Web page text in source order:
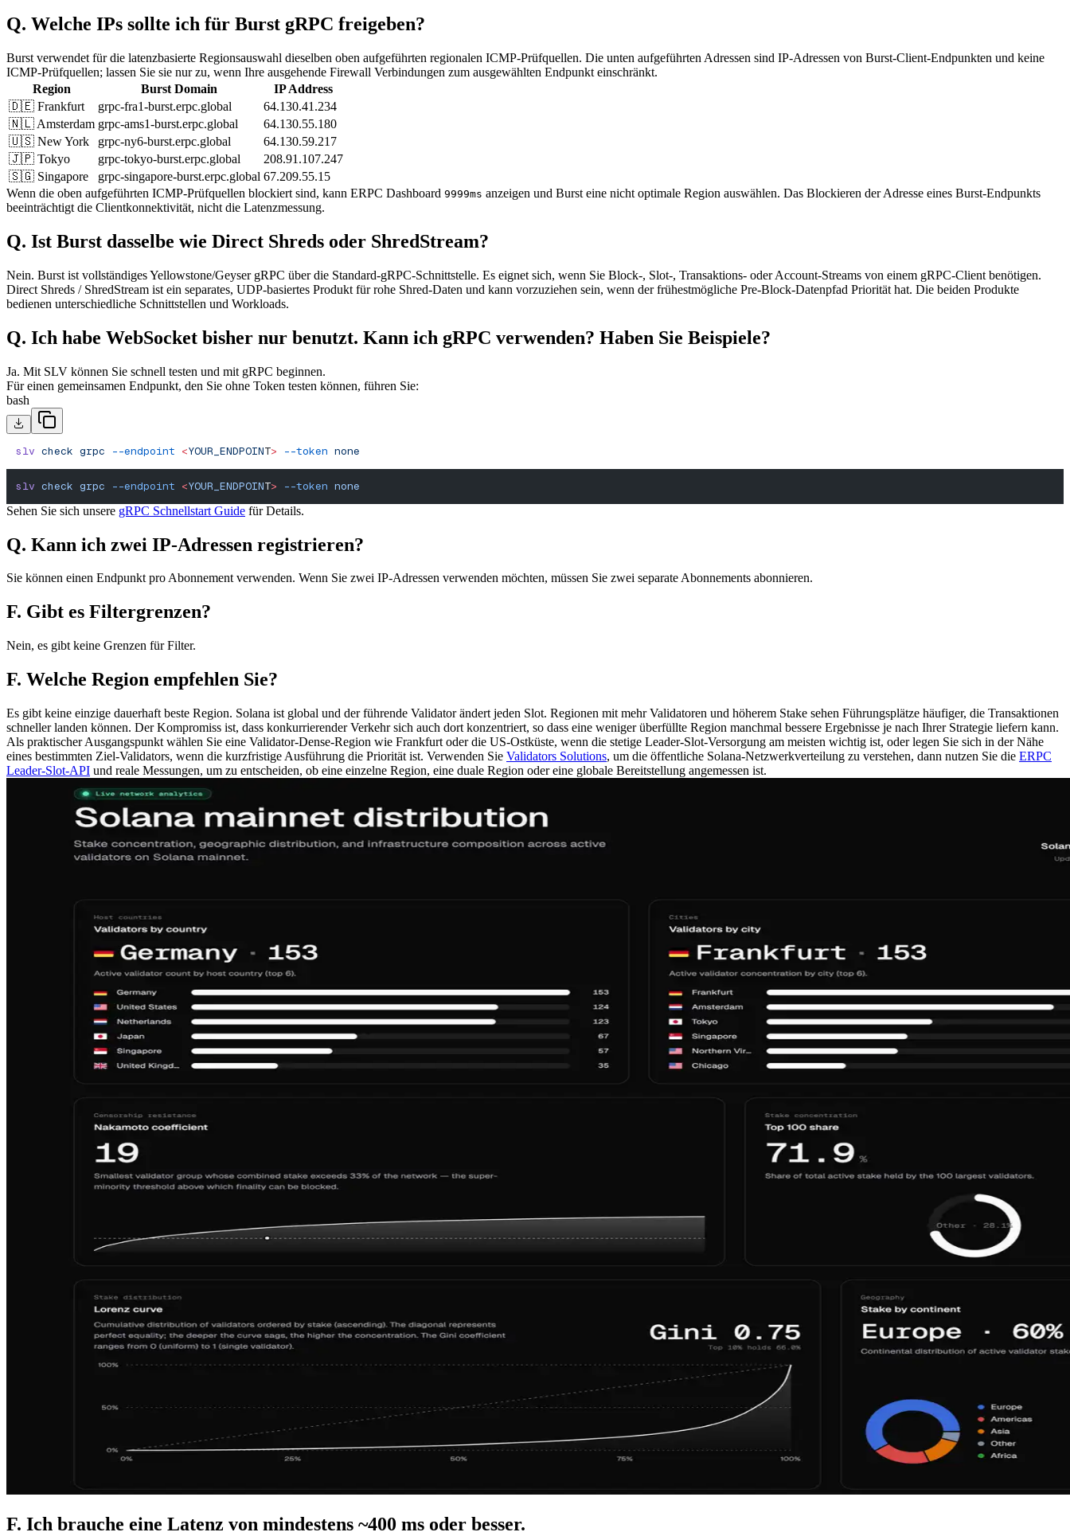
Q. Welche IPs sollte ich für Burst gRPC freigeben?
Burst verwendet für die latenzbasierte Regionsauswahl dieselben oben aufgeführten regionalen ICMP-Prüfquellen. Die unten aufgeführten Adressen sind IP-Adressen von Burst-Client-Endpunkten und keine
ICMP-Prüfquellen; lassen Sie sie nur zu, wenn Ihre ausgehende Firewall Verbindungen zum ausgewählten Endpunkt einschränkt.
Region
Burst Domain
IP Address
🇩🇪 Frankfurt
grpc-fra1-burst.erpc.global
64.130.41.234
🇳🇱 Amsterdam grpc-ams1-burst.erpc.global
64.130.55.180
🇺🇸 New York
grpc-ny6-burst.erpc.global
64.130.59.217
🇯🇵 Tokyo
grpc-tokyo-burst.erpc.global
208.91.107.247
🇸🇬 Singapore
grpc-singapore-burst.erpc.global 67.209.55.15
Wenn die oben aufgeführten ICMP-Prüfquellen blockiert sind, kann ERPC Dashboard 9999ms anzeigen und Burst eine nicht optimale Region auswählen. Das Blockieren der Adresse eines Burst-Endpunkts
beeinträchtigt die Clientkonnektivität, nicht die Latenzmessung.
Q. Ist Burst dasselbe wie Direct Shreds oder ShredStream?
Nein. Burst ist vollständiges Yellowstone/Geyser gRPC über die Standard-gRPC-Schnittstelle. Es eignet sich, wenn Sie Block-, Slot-, Transaktions- oder Account-Streams von einem gRPC-Client benötigen.
Direct Shreds / ShredStream ist ein separates, UDP-basiertes Produkt für rohe Shred-Daten und kann vorzuziehen sein, wenn der frühestmögliche Pre-Block-Datenpfad Priorität hat. Die beiden Produkte
bedienen unterschiedliche Schnittstellen und Workloads.
Q. Ich habe WebSocket bisher nur benutzt. Kann ich gRPC verwenden? Haben Sie Beispiele?
Ja. Mit SLV können Sie schnell testen und mit gRPC beginnen.
Für einen gemeinsamen Endpunkt, den Sie ohne Token testen können, führen Sie:
bash
slv check grpc --endpoint <YOUR_ENDPOINT> --token none
slv check grpc --endpoint <YOUR_ENDPOINT> --token none
Sehen Sie sich unsere gRPC Schnellstart Guide für Details.
Q. Kann ich zwei IP-Adressen registrieren?
Sie können einen Endpunkt pro Abonnement verwenden. Wenn Sie zwei IP-Adressen verwenden möchten, müssen Sie zwei separate Abonnements abonnieren.
F. Gibt es Filtergrenzen?
Nein, es gibt keine Grenzen für Filter.
F. Welche Region empfehlen Sie?
Es gibt keine einzige dauerhaft beste Region. Solana ist global und der führende Validator ändert jeden Slot. Regionen mit mehr Validatoren und höherem Stake sehen Führungsplätze häufiger, die Transaktionen
schneller landen können. Der Kompromiss ist, dass konkurrierender Verkehr sich auch dort konzentriert, so dass eine weniger überfüllte Region manchmal bessere Ergebnisse je nach Ihrer Strategie liefern kann.
Als praktischer Ausgangspunkt wählen Sie eine Validator-Dense-Region wie Frankfurt oder die US-Ostküste, wenn die stetige Leader-Slot-Versorgung am meisten wichtig ist, oder legen Sie sich in der Nähe
eines bestimmten Ziel-Validators, wenn die kurzfristige Ausführung die Priorität ist. Verwenden Sie Validators Solutions, um die öffentliche Solana-Netzwerkverteilung zu verstehen, dann nutzen Sie die ERPC
Leader-Slot-API und reale Messungen, um zu entscheiden, ob eine einzelne Region, eine duale Region oder eine globale Bereitstellung angemessen ist.
F. Ich brauche eine Latenz von mindestens ~400 ms oder besser.